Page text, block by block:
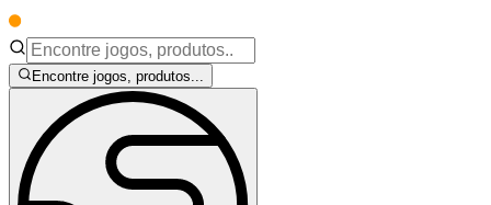
Encontre jogos, produtos...